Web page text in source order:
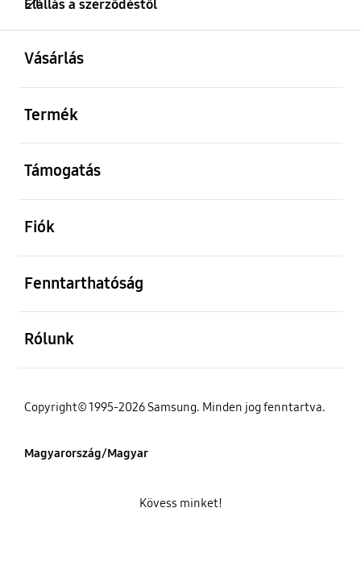
Elállás a szerződéstől
Vásárlás
Termék
Támogatás
Fiók
Fenntarthatóság
Rólunk
Copyright© 1995-2026 Samsung. Minden jog fenntartva.
Magyarország/Magyar
Kövess minket!